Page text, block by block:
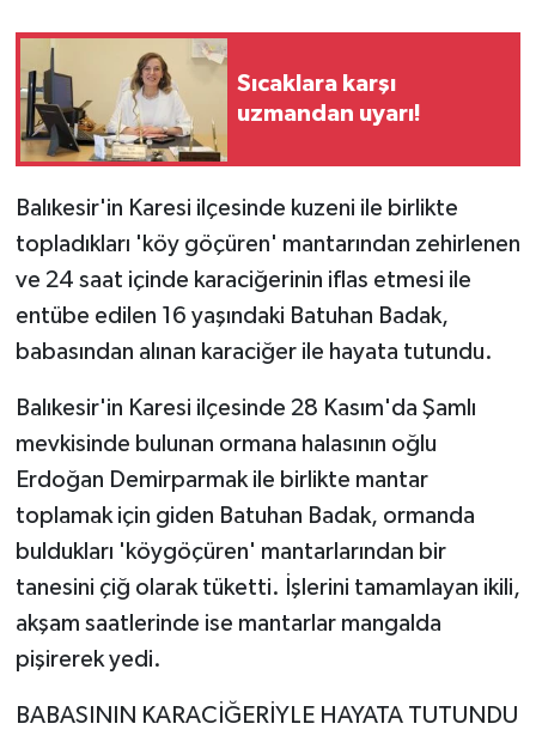
Sıcaklara karşı
uzmandan uyarı!
Balıkesir'in Karesi ilçesinde kuzeni ile birlikte
topladıkları 'köy göçüren' mantarından zehirlenen
ve 24 saat içinde karaciğerinin iflas etmesi ile
entübe edilen 16 yaşındaki Batuhan Badak,
babasından alınan karaciğer ile hayata tutundu.
Balıkesir'in Karesi ilçesinde 28 Kasım'da Şamlı
mevkisinde bulunan ormana halasının oğlu
Erdoğan Demirparmak ile birlikte mantar
toplamak için giden Batuhan Badak, ormanda
buldukları 'köygöçüren' mantarlarından bir
tanesini çiğ olarak tüketti. İşlerini tamamlayan ikili,
akşam saatlerinde ise mantarlar mangalda
pişirerek yedi.
BABASININ KARACİĞERİYLE HAYATA TUTUNDU